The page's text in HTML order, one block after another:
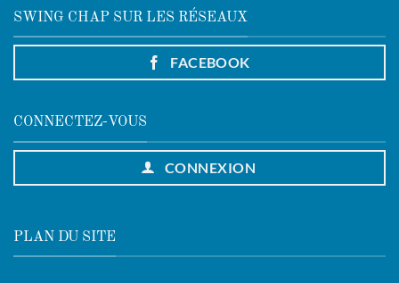
SWING CHAP SUR LES RÉSEAUX
FACEBOOK
CONNECTEZ-VOUS
CONNEXION
PLAN DU SITE